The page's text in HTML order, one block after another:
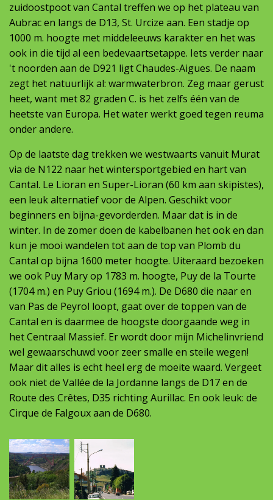
zuidoostpoot van Cantal treffen we op het plateau van
Aubrac en langs de D13, St. Urcize aan. Een stadje op
1000 m. hoogte met middeleeuws karakter en het was
ook in die tijd al een bedevaartsetappe. Iets verder naar
't noorden aan de D921 ligt Chaudes-Aigues. De naam
zegt het natuurlijk al: warmwaterbron. Zeg maar gerust
heet, want met 82 graden C. is het zelfs één van de
heetste van Europa. Het water werkt goed tegen reuma
onder andere.
Op de laatste dag trekken we westwaarts vanuit Murat
via de N122 naar het wintersportgebied en hart van
Cantal. Le Lioran en Super-Lioran (60 km aan skipistes),
een leuk alternatief voor de Alpen. Geschikt voor
beginners en bijna-gevorderden. Maar dat is in de
winter. In de zomer doen de kabelbanen het ook en dan
kun je mooi wandelen tot aan de top van Plomb du
Cantal op bijna 1600 meter hoogte. Uiteraard bezoeken
we ook Puy Mary op 1783 m. hoogte, Puy de la Tourte
(1704 m.) en Puy Griou (1694 m.). De D680 die naar en
van Pas de Peyrol loopt, gaat over de toppen van de
Cantal en is daarmee de hoogste doorgaande weg in
het Centraal Massief. Er wordt door mijn Michelinvriend
wel gewaarschuwd voor zeer smalle en steile wegen!
Maar dit alles is echt heel erg de moeite waard. Vergeet
ook niet de Vallée de la Jordanne langs de D17 en de
Route des Crêtes, D35 richting Aurillac. En ook leuk: de
Cirque de Falgoux aan de D680.